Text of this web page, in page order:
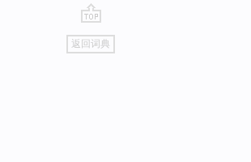
go
top
返回词典